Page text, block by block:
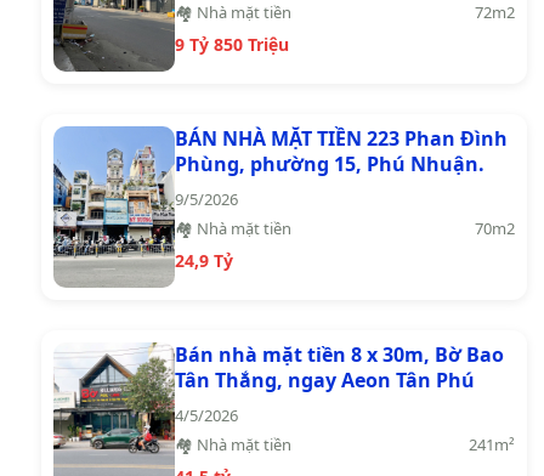
🏘️ Nhà mặt tiền
72m2
9 Tỷ 850 Triệu
BÁN NHÀ MẶT TIỀN 223 Phan Đình
Phùng, phường 15, Phú Nhuận.
9/5/2026
🏘️ Nhà mặt tiền
70m2
24,9 Tỷ
Bán nhà mặt tiền 8 x 30m, Bờ Bao
Tân Thắng, ngay Aeon Tân Phú
4/5/2026
🏘️ Nhà mặt tiền
241m²